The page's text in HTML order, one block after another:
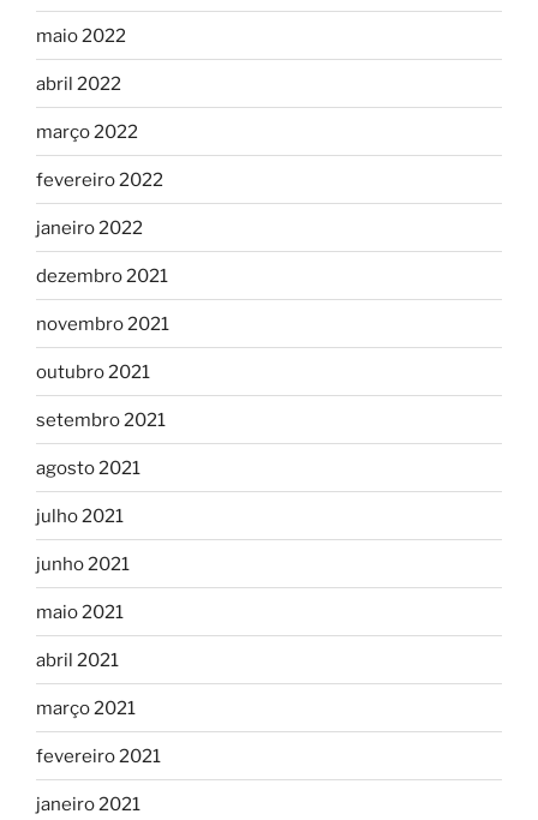
maio 2022
abril 2022
março 2022
fevereiro 2022
janeiro 2022
dezembro 2021
novembro 2021
outubro 2021
setembro 2021
agosto 2021
julho 2021
junho 2021
maio 2021
abril 2021
março 2021
fevereiro 2021
janeiro 2021